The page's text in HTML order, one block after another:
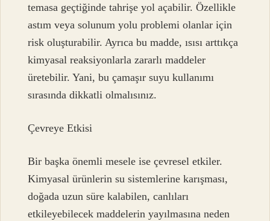
temasa geçtiğinde tahrişe yol açabilir. Özellikle
astım veya solunum yolu problemi olanlar için
risk oluşturabilir. Ayrıca bu madde, ısısı arttıkça
kimyasal reaksiyonlarla zararlı maddeler
üretebilir. Yani, bu çamaşır suyu kullanımı
sırasında dikkatli olmalısınız.
Çevreye Etkisi
Bir başka önemli mesele ise çevresel etkiler.
Kimyasal ürünlerin su sistemlerine karışması,
doğada uzun süre kalabilen, canlıları
etkileyebilecek maddelerin yayılmasına neden